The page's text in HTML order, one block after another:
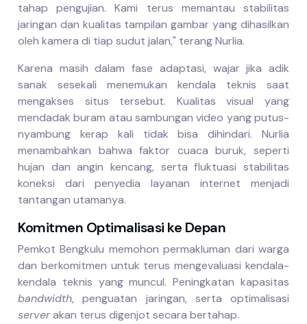
tahap pengujian. Kami terus memantau stabilitas
jaringan dan kualitas tampilan gambar yang dihasilkan
oleh kamera di tiap sudut jalan," terang Nurlia.
Karena masih dalam fase adaptasi, wajar jika adik
sanak sesekali menemukan kendala teknis saat
mengakses situs tersebut. Kualitas visual yang
mendadak buram atau sambungan video yang putus-
nyambung kerap kali tidak bisa dihindari. Nurlia
menambahkan bahwa faktor cuaca buruk, seperti
hujan dan angin kencang, serta fluktuasi stabilitas
koneksi dari penyedia layanan internet menjadi
tantangan utamanya.
Komitmen Optimalisasi ke Depan
Pemkot Bengkulu memohon permakluman dari warga
dan berkomitmen untuk terus mengevaluasi kendala-
kendala teknis yang muncul. Peningkatan kapasitas
bandwidth, penguatan jaringan, serta optimalisasi
serverakan terus digenjot secara bertahap.